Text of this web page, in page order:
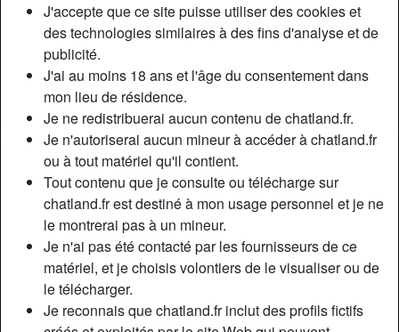
J'accepte que ce site puisse utiliser des cookies et
des technologies similaires à des fins d'analyse et de
publicité.
J'ai au moins 18 ans et l'âge du consentement dans
mon lieu de résidence.
Je ne redistribuerai aucun contenu de chatland.fr.
Je n'autoriserai aucun mineur à accéder à chatland.fr
ou à tout matériel qu'il contient.
Tout contenu que je consulte ou télécharge sur
chatland.fr est destiné à mon usage personnel et je ne
le montrerai pas à un mineur.
Je n'ai pas été contacté par les fournisseurs de ce
matériel, et je choisis volontiers de le visualiser ou de
le télécharger.
Je reconnais que chatland.fr inclut des profils fictifs
Nickname:
TheWhoreAlphonsine
Âge:
31
Pays:
France
Département:
Paris
Sexe:
Femme
Sexualité:
Couleur des cheveux:
Blonde